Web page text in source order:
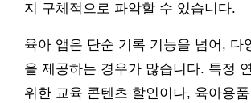
지 구체적으로 파악할 수 있습니다.
육아 앱은 단순 기록 기능을 넘어, 다
을 제공하는 경우가 많습니다. 특정
위한 교육 콘텐츠 할인이나, 육아용